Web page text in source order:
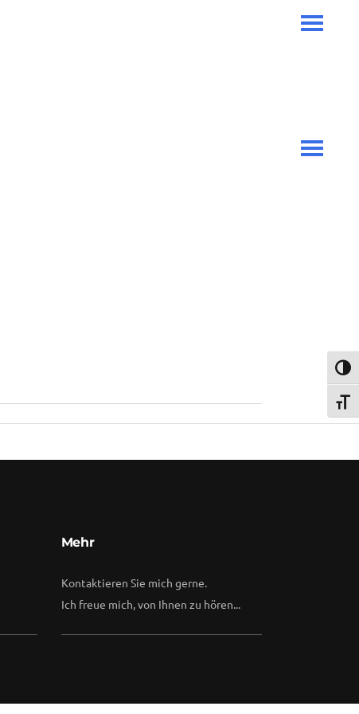
Mehr
Kontaktieren Sie mich gerne.
Ich freue mich, von Ihnen zu hören...